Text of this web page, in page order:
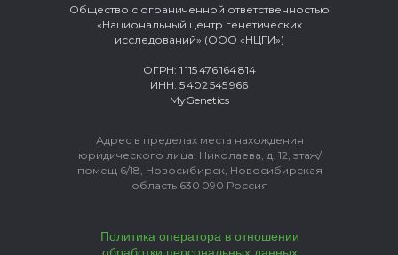
Общество с ограниченной ответственностью
«Национальный центр генетических
исследований» (ООО «НЦГИ»)
ОГРН: 1 115 476 164 814
ИНН: 5 402 545 966
MyGenetics
Адрес в пределах места нахождения
юридического лица: Николаева, д. 12, этаж/
помещ 6/18, Новосибирск, Новосибирская
область 630 090 Россия
Политика оператора в отношении